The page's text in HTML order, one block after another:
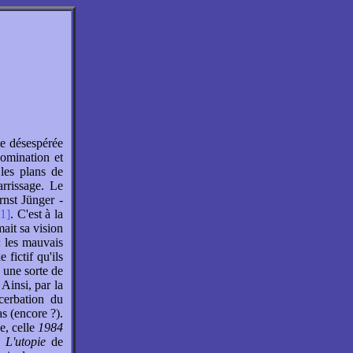
désespérée
et
plans de
Le
Jünger -
. C'est à la
sa vision
mauvais
fictif qu'ils
sorte de
par la
du
(encore ?).
celle 1984
L'utopiede